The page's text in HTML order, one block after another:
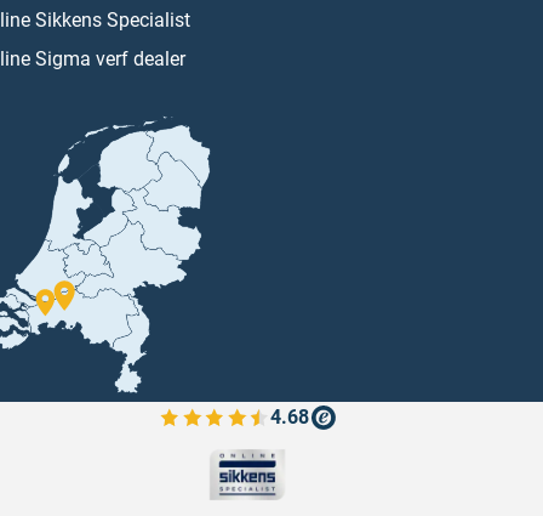
Sikkens Specialist
Sigma verf dealer
4.68
Bekijk de verfplaza beoordelingen